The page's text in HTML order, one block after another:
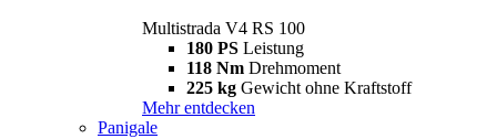
Multistrada V4 RS 100
180 PS Leistung
118 Nm Drehmoment
225 kg Gewicht ohne Kraftstoff
Mehr entdecken
Panigale